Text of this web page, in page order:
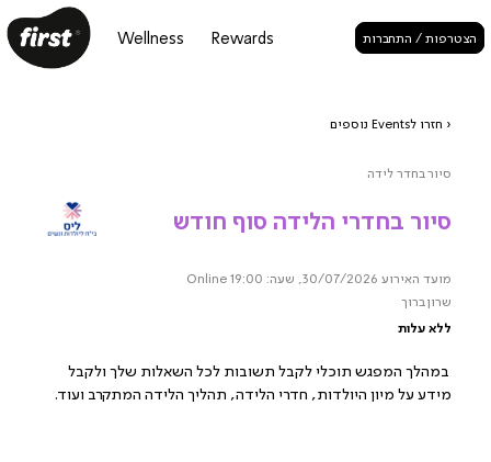
הצטרפות / התחברות Rewards
Wellness
‹ חזרו לEvents נוספים
סיור בחדר לידה
סיור בחדרי הלידה סוף חודש
מועד האירוע 30/07/2026, שעה: 19:00
Online
שרון ברוך
ללא עלות
במהלך המפגש תוכלי לקבל תשובות לכל השאלות שלך ולקבל
מידע על מיון היולדות, חדרי הלידה, תהליך הלידה המתקרב ועוד.